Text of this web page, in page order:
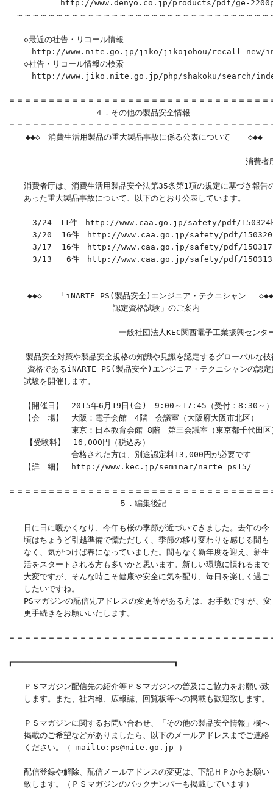
http://www.denyo.co.jp/products/pdf/ge-
～～～～～～～～～～～～～～～～～～～～～～～～～～～～～～～～
◇最近の社告・リコール情報
http://www.nite.go.jp/jiko/jikojohou/recall_new/
◇社告・リコール情報の検索
http://www.jiko.nite.go.jp/php/shakoku/search/
＝＝＝＝＝＝＝＝＝＝＝＝＝＝＝＝＝＝＝＝＝＝＝＝＝＝＝＝＝＝＝＝＝
４．その他の製品安全情報
＝＝＝＝＝＝＝＝＝＝＝＝＝＝＝＝＝＝＝＝＝＝＝＝＝＝＝＝＝＝＝＝＝
◆◆◇　消費生活用製品の重大製品事故に係る公表について 　 ◇◆◆
消費者
消費者庁は、消費生活用製品安全法第35条第1項の規定に基づき報告
あった重大製品事故について、以下のとおり公表しています。
3/24　11件　http://www.caa.go.jp/safety/pdf/
3/20  16件　http://www.caa.go.jp/safety/pdf/
3/17  16件　http://www.caa.go.jp/safety/pdf/
3/13   6件　http://www.caa.go.jp/safety/pdf/
◆◆◇　　「iNARTE PS(製品安全)エンジニア・テクニシャン　
認定資格試験」のご案内
一般社団法人KEC関西電子工業振興センタ
製品安全対策や製品安全規格の知識や見識を認定するグローバルな技
資格であるiNARTE PS(製品安全)エンジニア・テクニシャンの認定
試験を開催します。
【開催日】　2015年6月19日(金)　9:00～17:45（受付：8:30～
【会　場】　大阪：電子会館　4階　会議室（大阪府大阪市北区）
東京：日本教育会館 8階　第三会議室（東京都千代田区
  　【受験料】　16,000円（税込み）
合格された方は、別途認定料13,000円が必要です
【詳　細】　http://www.kec.jp/seminar/narte_ps15/
＝＝＝＝＝＝＝＝＝＝＝＝＝＝＝＝＝＝＝＝＝＝＝＝＝＝＝＝＝＝＝＝＝
５．編集後記
日に日に暖かくなり、今年も桜の季節が近づいてきました。去年の今
頃はちょうど引越準備で慌ただしく、季節の移り変わりを感じる間も
なく、気がつけば春になっていました。間もなく新年度を迎え、新生
活をスタートされる方も多いかと思います。新しい環境に慣れるまで
大変ですが、そんな時こそ健康や安全に気を配り、毎日を楽しく過ご
したいですね。
PSマガジンの配信先アドレスの変更等がある方は、お手数ですが、変
更手続きをお願いいたします。
＝＝＝＝＝＝＝＝＝＝＝＝＝＝＝＝＝＝＝＝＝＝＝＝＝＝＝＝＝＝＝＝＝
┏━━━━━━━━━━━━━━━━━━━━━━━━━━━━━━━━━┓
ＰＳマガジン配信先の紹介等ＰＳマガジンの普及にご協力をお願い致
します。また、社内報、広報誌、回覧板等への掲載も歓迎致します。
ＰＳマガジンに関するお問い合わせ、「その他の製品安全情報」欄へ
掲載のご希望などがありましたら、以下のメールアドレスまでご連絡
ください。（
配信登録や解除、配信メールアドレスの変更は、下記ＨＰからお願い
致します。（ＰＳマガジンのバックナンバーも掲載し